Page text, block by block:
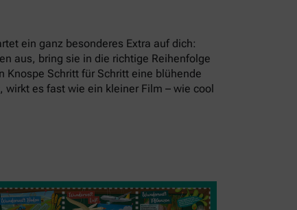
ein ganz besonderes Extra auf dich:
aus, bring sie in die richtige Reihenfolge
Knospe Schritt für Schritt eine blühende
es fast wie ein kleiner Film – wie cool